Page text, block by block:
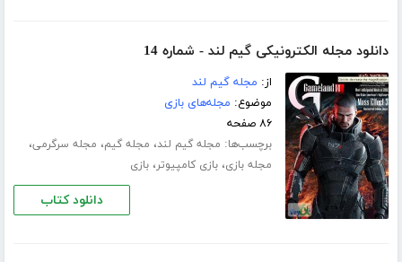
دانلود مجله الکترونیکی گیم لند - شماره 14
از: مجله گیم لند
موضوع: مجله‌های بازی
۸۶ صفحه
برچسب‌ها: مجله گیم لند، مجله گیم، مجله سرگرمی،
مجله بازی،بازی کامپیوتر،بازی
دانلود کتاب